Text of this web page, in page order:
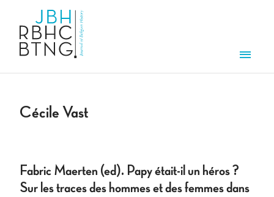
Cécile Vast
Fabric Maerten (ed). Papy était-il un héros ?
Sur les traces des hommes et des femmes dans